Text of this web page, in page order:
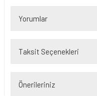
Yorumlar
Taksit Seçenekleri
Önerileriniz